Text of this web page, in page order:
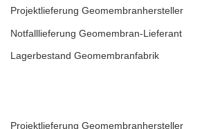
Projektlieferung Geomembranhersteller
Notfalllieferung Geomembran-Lieferant
Lagerbestand Geomembranfabrik
Projektlieferung Geomembranhersteller